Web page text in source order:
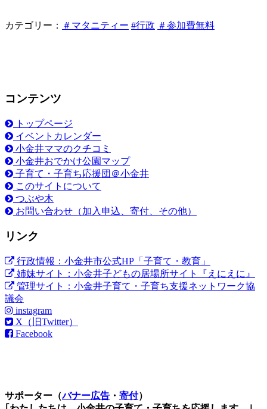
カテゴリー： ＃マタニティー #行政 ＃参加費無料
コンテンツ
トップページ
イベントカレンダー
小金井ママのクチコミ
小金井おでかけ公園マップ
子育て・子育ち応援団＠小金井
このサイトについて
つぶや木
お問い合わせ（加入申込、寄付、その他）
リンク
行政情報：小金井市公式HP「子育て・教育」
姉妹サイト：小金井子どもの居場所サイト『えにえに』
管理サイト：小金井子育て・子育ち支援ネットワーク協
議会
instagram
X（旧Twitter）
Facebook
サポーター（バナー広告 ・ 寄付）